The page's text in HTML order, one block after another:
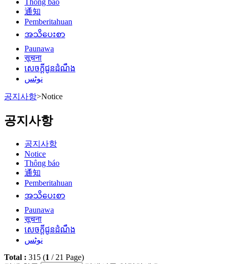
通知
Pemberitahuan
အသိပေးစာ
Paunawa
सूचना
សេចក្តីជូនដំណឹង
نوٹس
공지사항>Notice
공지사항
공지사항
Notice
Thông báo
通知
Pemberitahuan
အသိပေးစာ
Paunawa
सूचना
សេចក្តីជូនដំណឹង
نوٹس
Total : 315 (1 / 21 Page)